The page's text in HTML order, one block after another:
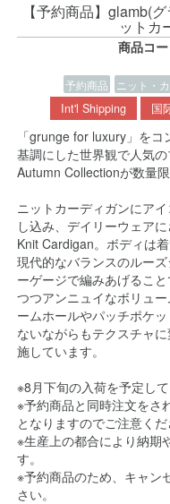
【予約商品】glamb(
ットカ
商品コー
予約商品 ニット・
Int'l Shipping 国
「grunge for luxury」を
基調にした世界観で人気
Autumn Collectionが数量
ニットカーディガンにア
し込み、デイリーウェア
Knit Cardigan。ボディは
現代的なバランスのルー
ーゲージで編みあげるこ
つつアンニュイなボリュ
ームホールやパッチポケ
ないながらもテクスチャ
施しています。
※8月下旬の入荷を予定し
※予約商品と同時注文をさ
となりますのでご注意くだ
※生産上の都合により納期
す。
※予約商品のため、キャン
さい。